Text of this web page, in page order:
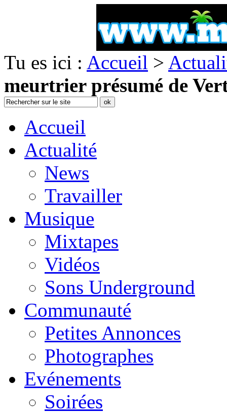
Tu es ici : Accueil >
meurtrier présumé de
Accueil
Actualité
News
Travailler
Musique
Mixtapes
Vidéos
Sons Underground
Communauté
Petites Annonces
Photographes
Evénements
Soirées